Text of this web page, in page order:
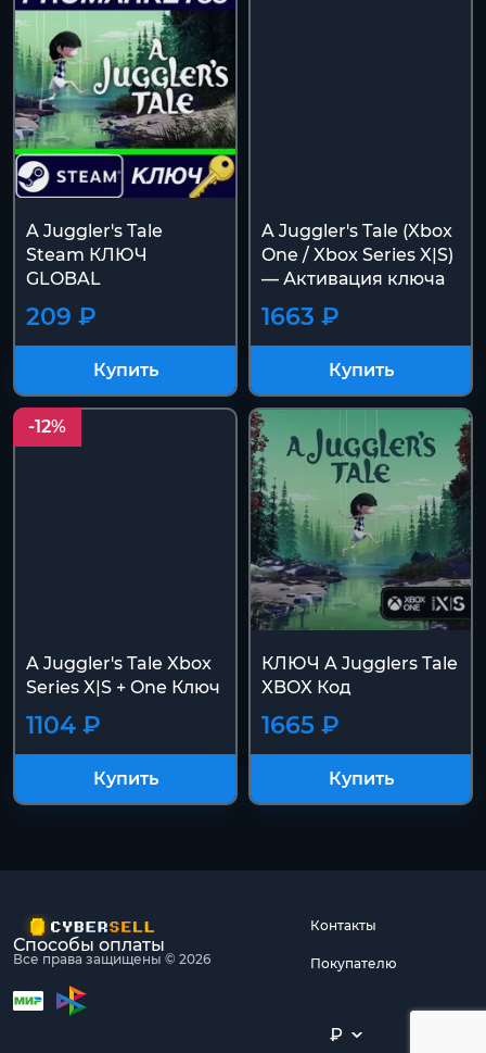
A Juggler's Tale
Steam КЛЮЧ
GLOBAL
209 ₽
Купить
A Juggler's Tale (Xbox
One / Xbox Series X|S)
— Активация ключа
1663 ₽
Купить
-12%
A Juggler's Tale Xbox
Series X|S + One Ключ
1104 ₽
Купить
КЛЮЧ A Jugglers Tale
XBOX Код
1665 ₽
Купить
Все права защищены © 2026
Контакты
Покупателю
Способы оплаты
₽